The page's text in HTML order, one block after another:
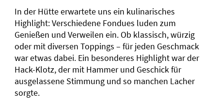
In der Hütte erwartete uns ein kulinarisches
Highlight: Verschiedene Fondues luden zum
Genießen und Verweilen ein. Ob klassisch, würzig
oder mit diversen Toppings – für jeden Geschmack
war etwas dabei. Ein besonderes Highlight war der
Hack-Klotz, der mit Hammer und Geschick für
ausgelassene Stimmung und so manchen Lacher
sorgte.